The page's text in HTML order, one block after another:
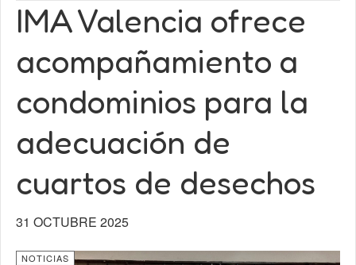
IMA Valencia ofrece
acompañamiento a
condominios para la
adecuación de
cuartos de desechos
31 OCTUBRE 2025
NOTICIAS